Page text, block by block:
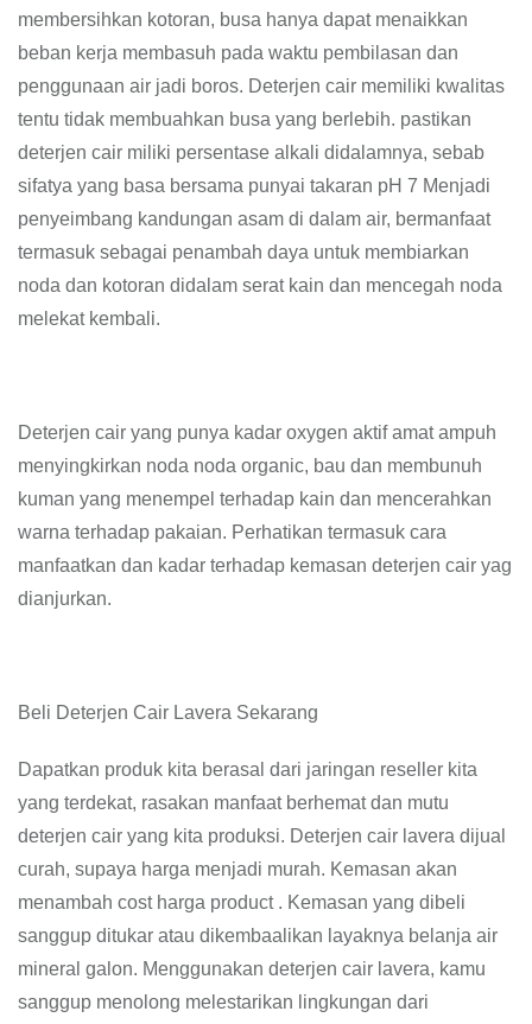
membersihkan kotoran, busa hanya dapat menaikkan
beban kerja membasuh pada waktu pembilasan dan
penggunaan air jadi boros. Deterjen cair memiliki kwalitas
tentu tidak membuahkan busa yang berlebih. pastikan
deterjen cair miliki persentase alkali didalamnya, sebab
sifatya yang basa bersama punyai takaran pH 7 Menjadi
penyeimbang kandungan asam di dalam air, bermanfaat
termasuk sebagai penambah daya untuk membiarkan
noda dan kotoran didalam serat kain dan mencegah noda
melekat kembali.
Deterjen cair yang punya kadar oxygen aktif amat ampuh
menyingkirkan noda noda organic, bau dan membunuh
kuman yang menempel terhadap kain dan mencerahkan
warna terhadap pakaian. Perhatikan termasuk cara
manfaatkan dan kadar terhadap kemasan deterjen cair yag
dianjurkan.
Beli Deterjen Cair Lavera Sekarang
Dapatkan produk kita berasal dari jaringan reseller kita
yang terdekat, rasakan manfaat berhemat dan mutu
deterjen cair yang kita produksi. Deterjen cair lavera dijual
curah, supaya harga menjadi murah. Kemasan akan
menambah cost harga product . Kemasan yang dibeli
sanggup ditukar atau dikembaalikan layaknya belanja air
mineral galon. Menggunakan deterjen cair lavera, kamu
sanggup menolong melestarikan lingkungan dari